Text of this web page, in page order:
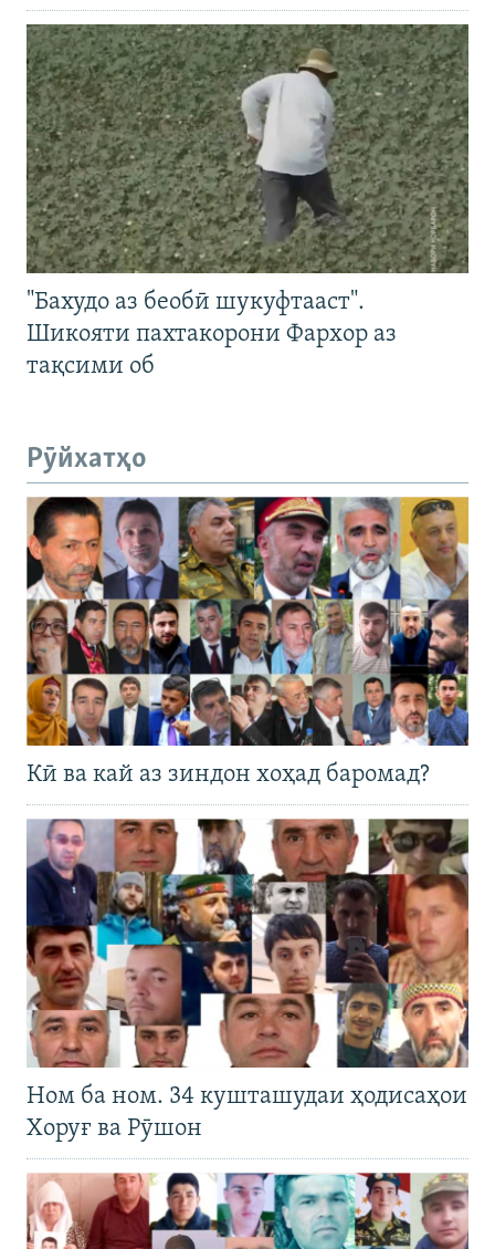
"Бахудо аз беобӣ шукуфтааст".
Шикояти пахтакорони Фархор аз
тақсими об
Рӯйхатҳо
Кӣ ва кай аз зиндон хоҳад баромад?
Ном ба ном. 34 кушташудаи ҳодисаҳои
Хоруғ ва Рӯшон